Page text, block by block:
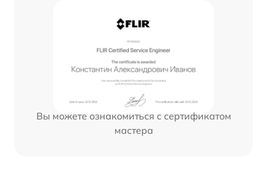
Вы можете ознакомиться с сертификатом
мастера